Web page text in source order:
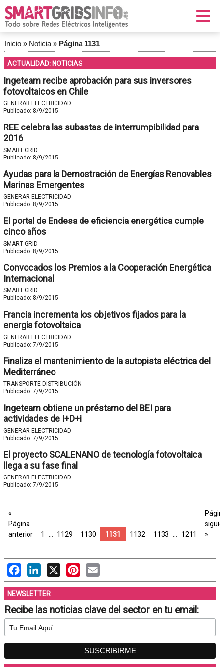
Inicio» Noticia» Página 1131
ACTUALIDAD: NOTICIAS
Ingeteam recibe aprobación para sus inversores
fotovoltaicos en Chile
GENERAR ELECTRICIDAD
Publicado: 8/9/2015
REE celebra las subastas de interrumpibilidad para
2016
SMART GRID
Publicado: 8/9/2015
Ayudas para la Demostración de Energías Renovables
Marinas Emergentes
GENERAR ELECTRICIDAD
Publicado: 8/9/2015
El portal de Endesa de eficiencia energética cumple
cinco años
SMART GRID
Publicado: 8/9/2015
Convocados los Premios a la Cooperación Energética
Internacional
SMART GRID
Publicado: 8/9/2015
Francia incrementa los objetivos fijados para la
energía fotovoltaica
GENERAR ELECTRICIDAD
Publicado: 7/9/2015
Finaliza el mantenimiento de la autopista eléctrica del
Mediterráneo
TRANSPORTE DISTRIBUCIÓN
Publicado: 7/9/2015
Ingeteam obtiene un préstamo del BEI para
actividades de I+D+i
GENERAR ELECTRICIDAD
Publicado: 7/9/2015
El proyecto SCALENANO de tecnología fotovoltaica
llega a su fase final
GENERAR ELECTRICIDAD
Publicado: 7/9/2015
«
Página
anterior
1 1129 1130 1131 1132 1133 1211
»
FacebookLinkedIn
X PinterestEmail
NEWSLETTER
Recibe las noticias clave del sector en tu email: